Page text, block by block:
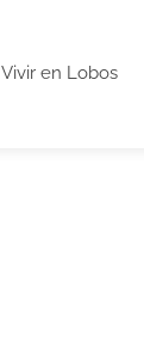
Vivir en Lobos